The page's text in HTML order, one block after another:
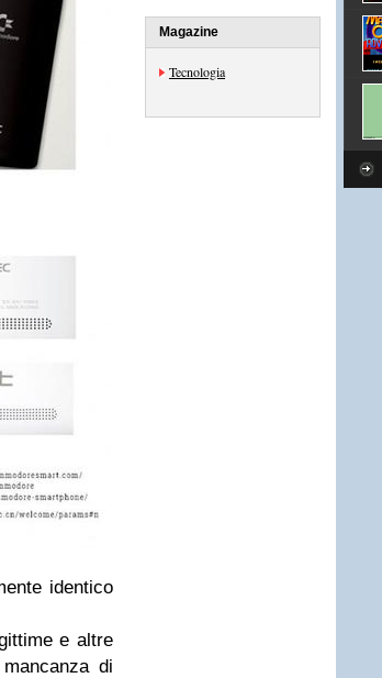
identico
e altre
di
Magazine
Tecnologia